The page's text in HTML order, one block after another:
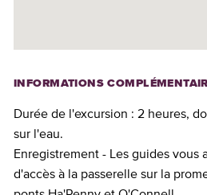
INFORMATIONS
Durée de l'excursion : 2 heures,
sur l'eau.
Enregistrement - Les guides vous
d'accès à la passerelle sur la